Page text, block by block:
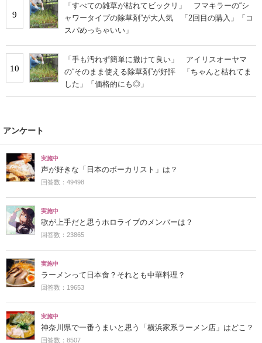
9
「すべての雑草が枯れてビックリ」 フマキラーの“シ
ャワータイプの除草剤”が大人気 「2回目の購入」「コ
スパめっちゃいい」
10
「手も汚れず簡単に撒けて良い」 アイリスオーヤマ
の“そのまま使える除草剤”が好評 「ちゃんと枯れてま
した」「価格的にも◎」
アンケート
実施中
声が好きな「日本のボーカリスト」は？
回答数：49498
実施中
歌が上手だと思うホロライブのメンバーは？
回答数：23865
実施中
ラーメンって日本食？それとも中華料理？
回答数：19653
実施中
神奈川県で一番うまいと思う「横浜家系ラーメン店」はどこ？
回答数：8507